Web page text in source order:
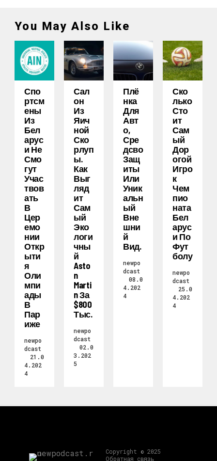
You May Also Like
Спо
Ртсм
Ены
Из
Бел
Арус
И Не
Смо
Гут
Учас
Твов
Ать
В
Цер
Емо
Нии
Откр
Ыти
Я
Оли
Мпи
Ады
В
Пар
Иже
newpo
dcast
21.0
4.202
4
Сал
Он
Из
Яич
Ной
Ско
Рлуп
Ы.
Как
Выг
Ляд
Ит
Сам
Ый
Эко
Логи
Чны
Й
Asto
N
Marti
N За
$800
Тыс.
newpo
dcast
02.0
3.202
5
Плё
Нка
Для
Авт
О,
Сре
Дсво
Защ
Иты
Или
Уник
Альн
Ый
Вне
Шни
Й
Вид.
newpo
dcast
08.0
4.202
4
Ско
Лько
Сто
Ит
Сам
Ый
Дор
Огой
Игро
К
Чем
Пио
Ната
Бел
Арус
И По
Фут
Болу
newpo
dcast
25.0
4.202
4
Copyright © 2025
Обратная связь